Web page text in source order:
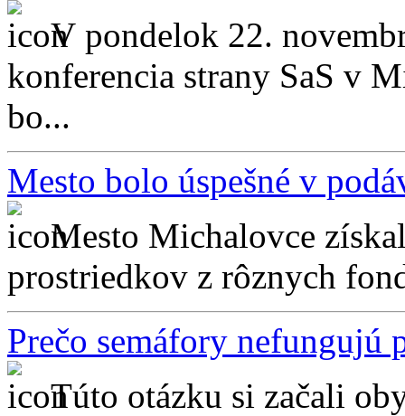
V pondelok 22.
konferencia strany SaS v
bo...
Mesto bolo úspešné v
Mesto Michalovce
prostriedkov z rôznych
Prečo semáfory nefungujú
Túto otázku si začali